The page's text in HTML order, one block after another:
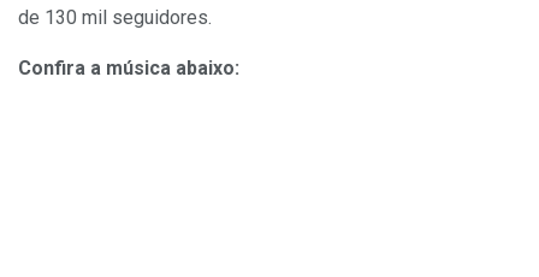
de 130 mil seguidores.
Confira a música abaixo: